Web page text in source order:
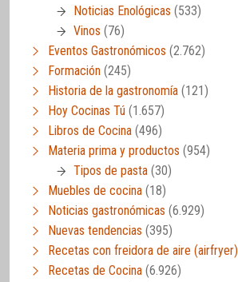
Noticias Enológicas (533)
Vinos (76)
Eventos Gastronómicos (2.762)
Formación (245)
Historia de la gastronomía (121)
Hoy Cocinas Tú (1.657)
Libros de Cocina (496)
Materia prima y productos (954)
Tipos de pasta (30)
Muebles de cocina (18)
Noticias gastronómicas (6.929)
Nuevas tendencias (395)
Recetas con freidora de aire (airfryer)
Recetas de Cocina (6.926)